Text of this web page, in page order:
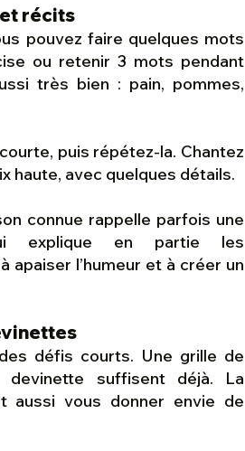
récits
pouvez faire quelques mots
ou retenir 3 mots pendant
très bien : pain, pommes,
puis répétez-la. Chantez
haute, avec quelques détails.
connue rappelle parfois une
explique en partie les
apaiser l’humeur et à créer un
défis courts. Une grille de
devinette suffisent déjà. La
aussi vous donner envie de